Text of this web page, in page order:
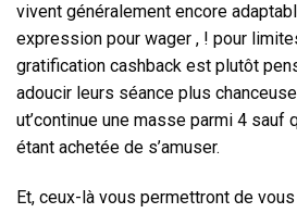
vivent généralement encore
expression pour wager , ! pour
gratification cashback est plutôt
adoucir leurs séance plus
ut’continue une masse parmi 4 sauf
étant achetée de s’amuser.
Et, ceux-là vous permettront de